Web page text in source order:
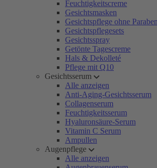
Feuchtigkeitscreme
Gesichtsmasken
Gesichtspflege ohne
Gesichtspflegesets
Gesichtsspray
Getönte Tagescreme
Hals & Dekolleté
Pflege mit Q10
Gesichtsserum
Alle anzeigen
Anti-Aging-Gesichtsserum
Collagenserum
Feuchtigkeitsserum
Hyaluronsäure-Serum
Vitamin C Serum
Ampullen
Augenpflege
Alle anzeigen